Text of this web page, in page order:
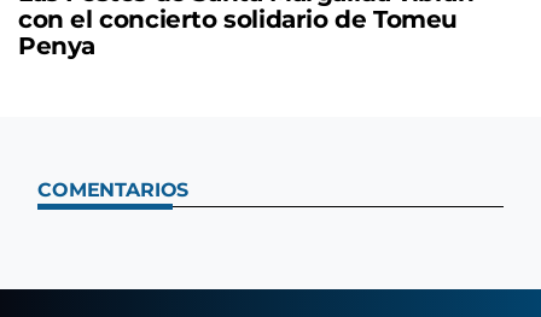
con el concierto solidario de Tomeu
Penya
COMENTARIOS